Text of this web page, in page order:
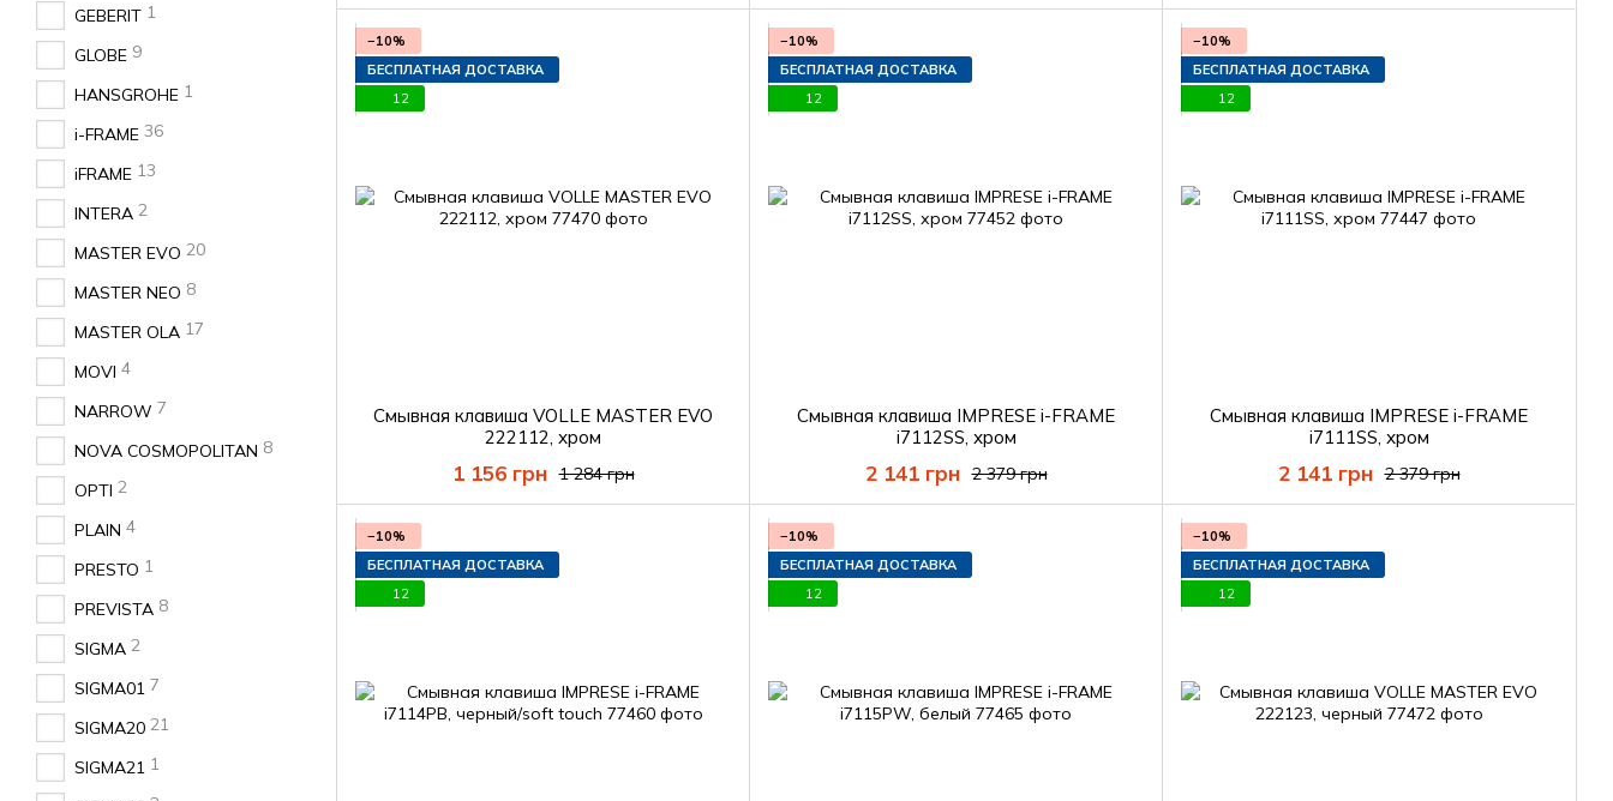
−10%
БЕСПЛАТНАЯ ДОСТАВКА
12
Смывная клавиша VOLLE MASTER EVO
222112, хром
1 284 грн
1 156 грн
−10%
БЕСПЛАТНАЯ ДОСТАВКА
12
Смывная клавиша IMPRESE i-FRAME
i7112SS, хром
2 379 грн
2 141 грн
−10%
БЕСПЛАТНАЯ ДОСТАВКА
12
Смывная клавиша IMPRESE i-FRAME
i7111SS, хром
2 379 грн
2 141 грн
−10%
БЕСПЛАТНАЯ ДОСТАВКА
12
−10%
БЕСПЛАТНАЯ ДОСТАВКА
12
−10%
БЕСПЛАТНАЯ ДОСТАВКА
12
GEBERIT 1
GLOBE 9
HANSGROHE 1
i-FRAME 36
iFRAME 13
INTERA 2
MASTER EVO 20
MASTER NEO 8
MASTER OLA 17
MOVI 4
NARROW 7
NOVA COSMOPOLITAN 8
OPTI 2
PLAIN 4
PRESTO 1
PREVISTA 8
SIGMA 2
SIGMA01 7
SIGMA20 21
SIGMA21 1